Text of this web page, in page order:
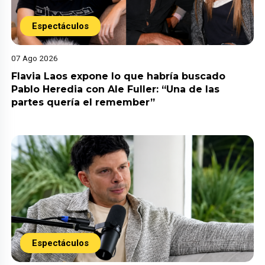
Espectáculos
07 Ago 2026
Flavia Laos expone lo que habría buscado
Pablo Heredia con Ale Fuller: “Una de las
partes quería el remember”
Espectáculos